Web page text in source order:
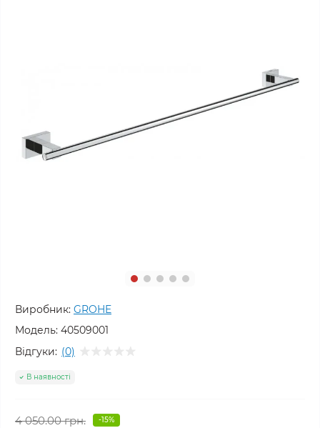
Виробник: GROHE
Модель: 40509001
Відгуки: (0)
В наявності
4 050.00 грн. -15%